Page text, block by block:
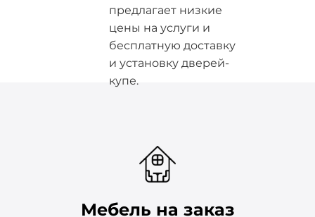
предлагает низкие
цены на услуги и
бесплатную доставку
и установку дверей-
купе.
Мебель на заказ